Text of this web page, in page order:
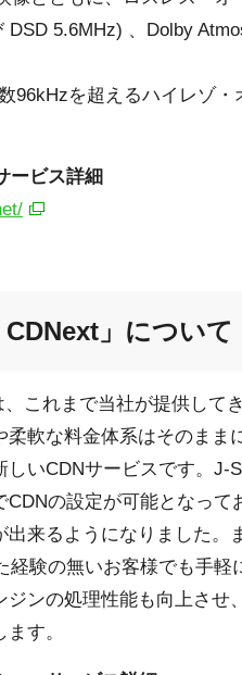
DSD 5.6MHz) 、Dolby
96kHzを超えるハイレゾ
ービス詳細
CDNext」について
これまで当社が提供して
柔軟な料金体系はそのま
しいCDNサービスです。
CDNの設定が可能となっ
出来るようになりました
経験の無いお客様でも手
ジンの処理性能も向上さ
す。